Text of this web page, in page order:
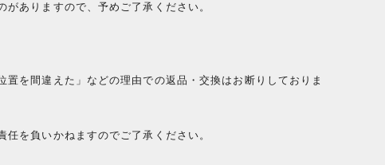
ありますので、予めご了承ください。
置を間違えた」などの理由での返品・交換はお断りしておりま
を負いかねますのでご了承ください。